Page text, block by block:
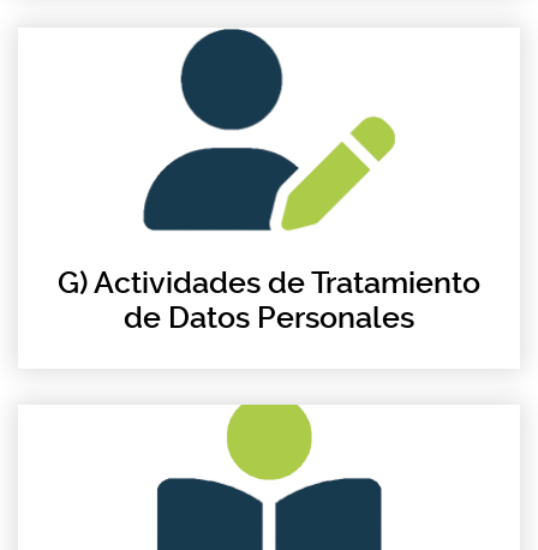
G) Actividades de Tratamiento
de Datos Personales